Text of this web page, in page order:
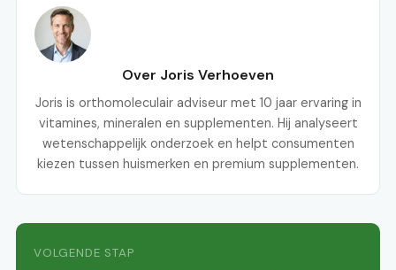
Over Joris Verhoeven
Joris is orthomoleculair adviseur met 10 jaar ervaring in
vitamines, mineralen en supplementen. Hij analyseert
wetenschappelijk onderzoek en helpt consumenten
kiezen tussen huismerken en premium supplementen.
VOLGENDE STAP